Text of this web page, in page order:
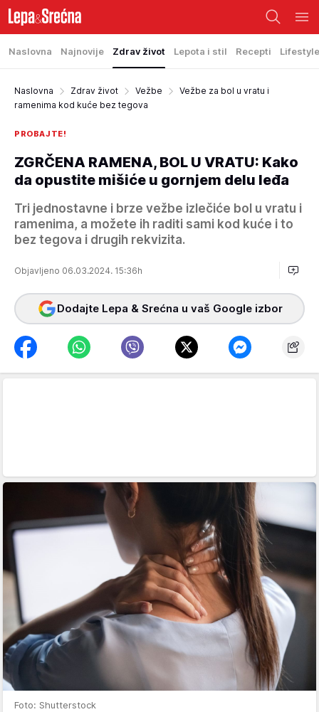
Naslovna Najnovije Zdrav život Lepota i stil Recepti Lifestyle
Naslovna Zdrav život Vežbe
Vežbe za bol u vratu i
ramenima kod kuće bez tegova
PROBAJTE!
ZGRČENA RAMENA, BOL U VRATU: Kako
da opustite mišiće u gornjem delu leđa
Tri jednostavne i brze vežbe izlečiće bol u vratu i
ramenima, a možete ih raditi sami kod kuće i to
bez tegova i drugih rekvizita.
Objavljeno 06.03.2024. 15:36h
Dodajte Lepa & Srećna u vaš Google izbor
Foto: Shutterstock